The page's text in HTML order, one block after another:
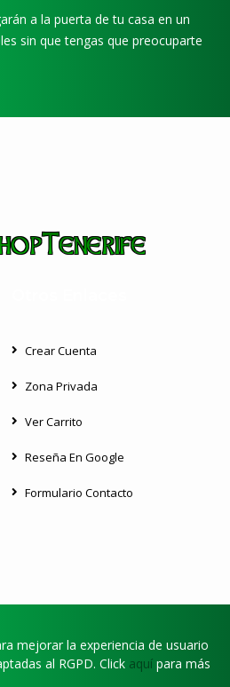
a la puerta de tu casa en un
sin que tengas que preocuparte
Crear Cuenta
Zona Privada
Ver Carrito
Reseña En Google
Formulario Contacto
mejorar la experiencia de usuario
al RGPD. Click aquí para más